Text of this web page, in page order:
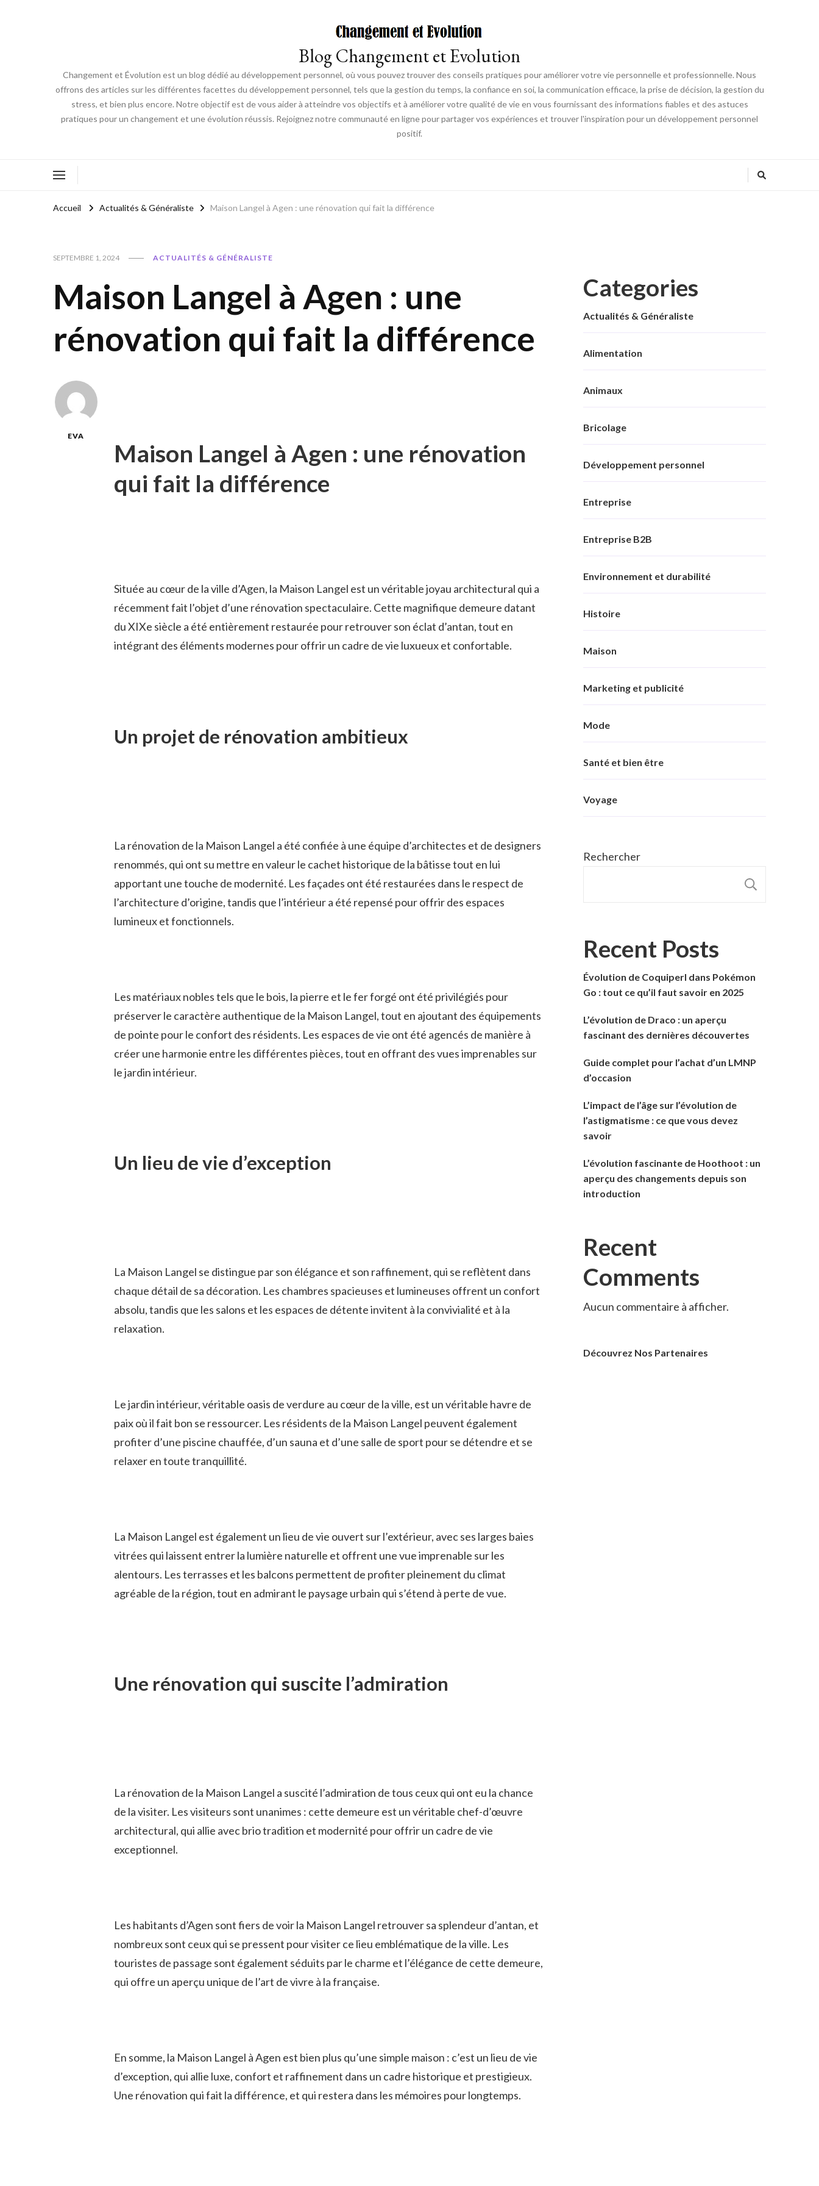
Blog Changement et Evolution
Changement et Évolution est un blog dédié au développement personnel, où vous pouvez trouver des conseils pratiques pour améliorer votre vie personnelle et professionnelle. Nous
offrons des articles sur les différentes facettes du développement personnel, tels que la gestion du temps, la confiance en soi, la communication efficace, la prise de décision, la gestion du
stress, et bien plus encore. Notre objectif est de vous aider à atteindre vos objectifs et à améliorer votre qualité de vie en vous fournissant des informations fiables et des astuces
pratiques pour un changement et une évolution réussis. Rejoignez notre communauté en ligne pour partager vos expériences et trouver l'inspiration pour un développement personnel
positif.
Accueil Actualités & Généraliste Maison Langel à Agen : une rénovation qui fait la différence
SEPTEMBRE 1, 2024 ACTUALITÉS & GÉNÉRALISTE
Maison Langel à Agen : une
rénovation qui fait la différence
EVA
Maison Langel à Agen : une rénovation
qui fait la différence
Située au cœur de la ville d’Agen, la Maison Langel est un véritable joyau architectural qui a
récemment fait l’objet d’une rénovation spectaculaire. Cette magnifique demeure datant
du XIXe siècle a été entièrement restaurée pour retrouver son éclat d’antan, tout en
intégrant des éléments modernes pour offrir un cadre de vie luxueux et confortable.
Un projet de rénovation ambitieux
La rénovation de la Maison Langel a été confiée à une équipe d’architectes et de designers
renommés, qui ont su mettre en valeur le cachet historique de la bâtisse tout en lui
apportant une touche de modernité. Les façades ont été restaurées dans le respect de
l’architecture d’origine, tandis que l’intérieur a été repensé pour offrir des espaces
lumineux et fonctionnels.
Les matériaux nobles tels que le bois, la pierre et le fer forgé ont été privilégiés pour
préserver le caractère authentique de la Maison Langel, tout en ajoutant des équipements
de pointe pour le confort des résidents. Les espaces de vie ont été agencés de manière à
créer une harmonie entre les différentes pièces, tout en offrant des vues imprenables sur
le jardin intérieur.
Un lieu de vie d’exception
La Maison Langel se distingue par son élégance et son raffinement, qui se reflètent dans
chaque détail de sa décoration. Les chambres spacieuses et lumineuses offrent un confort
absolu, tandis que les salons et les espaces de détente invitent à la convivialité et à la
relaxation.
Le jardin intérieur, véritable oasis de verdure au cœur de la ville, est un véritable havre de
paix où il fait bon se ressourcer. Les résidents de la Maison Langel peuvent également
profiter d’une piscine chauffée, d’un sauna et d’une salle de sport pour se détendre et se
relaxer en toute tranquillité.
La Maison Langel est également un lieu de vie ouvert sur l’extérieur, avec ses larges baies
vitrées qui laissent entrer la lumière naturelle et offrent une vue imprenable sur les
alentours. Les terrasses et les balcons permettent de profiter pleinement du climat
agréable de la région, tout en admirant le paysage urbain qui s’étend à perte de vue.
Une rénovation qui suscite l’admiration
La rénovation de la Maison Langel a suscité l’admiration de tous ceux qui ont eu la chance
de la visiter. Les visiteurs sont unanimes : cette demeure est un véritable chef-d’œuvre
architectural, qui allie avec brio tradition et modernité pour offrir un cadre de vie
exceptionnel.
Les habitants d’Agen sont fiers de voir la Maison Langel retrouver sa splendeur d’antan, et
nombreux sont ceux qui se pressent pour visiter ce lieu emblématique de la ville. Les
touristes de passage sont également séduits par le charme et l’élégance de cette demeure,
qui offre un aperçu unique de l’art de vivre à la française.
En somme, la Maison Langel à Agen est bien plus qu’une simple maison : c’est un lieu de vie
d’exception, qui allie luxe, confort et raffinement dans un cadre historique et prestigieux.
Une rénovation qui fait la différence, et qui restera dans les mémoires pour longtemps.
Categories
Actualités & Généraliste
Alimentation
Animaux
Bricolage
Développement personnel
Entreprise
Entreprise B2B
Environnement et durabilité
Histoire
Maison
Marketing et publicité
Mode
Santé et bien être
Voyage
Rechercher
Recent Posts
Évolution de Coquiperl dans Pokémon
Go : tout ce qu’il faut savoir en 2025
L’évolution de Draco : un aperçu
fascinant des dernières découvertes
Guide complet pour l’achat d’un LMNP
d’occasion
L’impact de l’âge sur l’évolution de
l’astigmatisme : ce que vous devez
savoir
L’évolution fascinante de Hoothoot : un
aperçu des changements depuis son
introduction
Recent
Comments
Aucun commentaire à afficher.
Découvrez Nos Partenaires